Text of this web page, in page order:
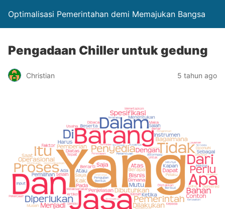
Optimalisasi Pemerintahan demi Memajukan Bangsa
Pengadaan Chiller untuk gedung
Christian 5 tahun ago